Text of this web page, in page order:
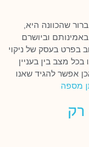
שהכוונה היא,
וביושרם
בפרט בעסק של ניקוי
מצב בין בעניין
אפשר להגיד שאנו
מספה
רק